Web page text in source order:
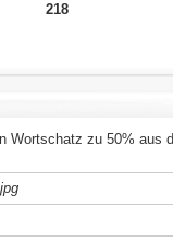
218
Wortschatz zu 50% aus